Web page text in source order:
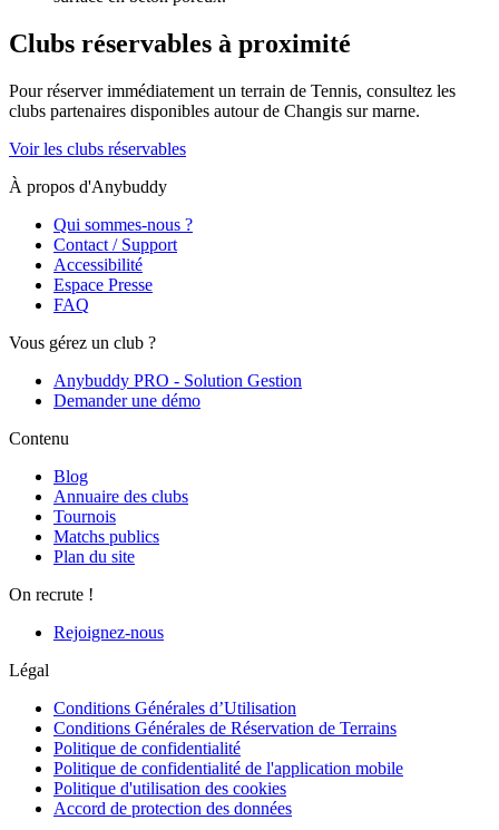
Clubs réservables à proximité
Pour réserver immédiatement un terrain de Tennis, consultez les
clubs partenaires disponibles autour de Changis sur marne.
Voir les clubs réservables
À propos d'Anybuddy
Qui sommes-nous ?
Contact / Support
Accessibilité
Espace Presse
FAQ
Vous gérez un club ?
Anybuddy PRO - Solution Gestion
Demander une démo
Contenu
Blog
Annuaire des clubs
Tournois
Matchs publics
Plan du site
On recrute !
Rejoignez-nous
Légal
Conditions Générales d’Utilisation
Conditions Générales de Réservation de Terrains
Politique de confidentialité
Politique de confidentialité de l'application mobile
Politique d'utilisation des cookies
Accord de protection des données